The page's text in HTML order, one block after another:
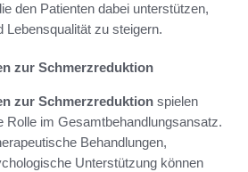
den Patienten dabei unterstützen,
Lebensqualität zu steigern.
zur Schmerzreduktion
zur Schmerzreduktion spielen
Rolle im Gesamtbehandlungsansatz.
Behandlungen,
Unterstützung können